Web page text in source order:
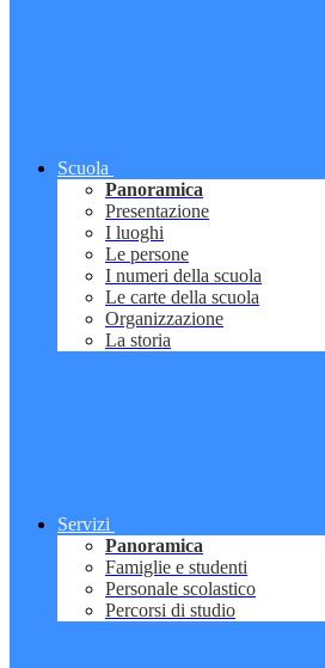
Scuola
Panoramica
Presentazione
I luoghi
Le persone
I numeri della scuola
Le carte della scuola
Organizzazione
La storia
Servizi
Panoramica
Famiglie e studenti
Personale scolastico
Percorsi di studio